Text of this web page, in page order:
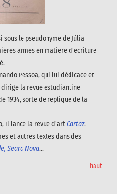
sous le pseudonyme de Júlia
armes en matière d'écriture
Pessoa, qui lui dédicace et
dirige la revue estudiantine
1934, sorte de réplique de la
il lance la revue d'artCartaz.
et autres textes dans des
Seara Nova...
haut